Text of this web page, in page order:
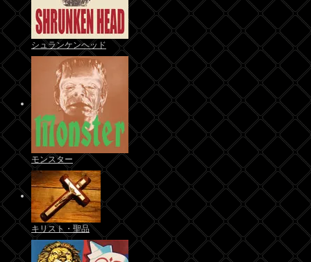
シュランケンヘッド
モンスター
キリスト・聖品